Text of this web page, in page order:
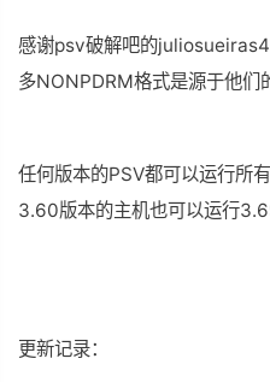
感谢psv破解吧的
多NONPDRM格式是源于他们
任何版本的PSV都可以运行所
3.60版本的主机也可以运行
更新记录：